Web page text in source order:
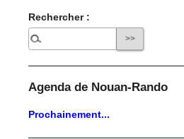
Rechercher :
Agenda de Nouan-Rando
Prochainement...